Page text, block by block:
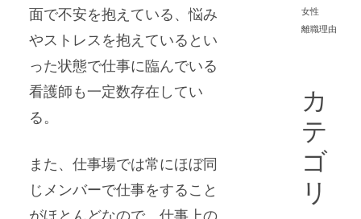
面で不安を抱えている、悩み
やストレスを抱えているとい
った状態で仕事に臨んでいる
看護師も一定数存在してい
る。
また、仕事場では常にほぼ同
じメンバーで仕事をすること
がほとんどなので、仕事上の
女性
離職理由
カ
テ
ゴ
リ